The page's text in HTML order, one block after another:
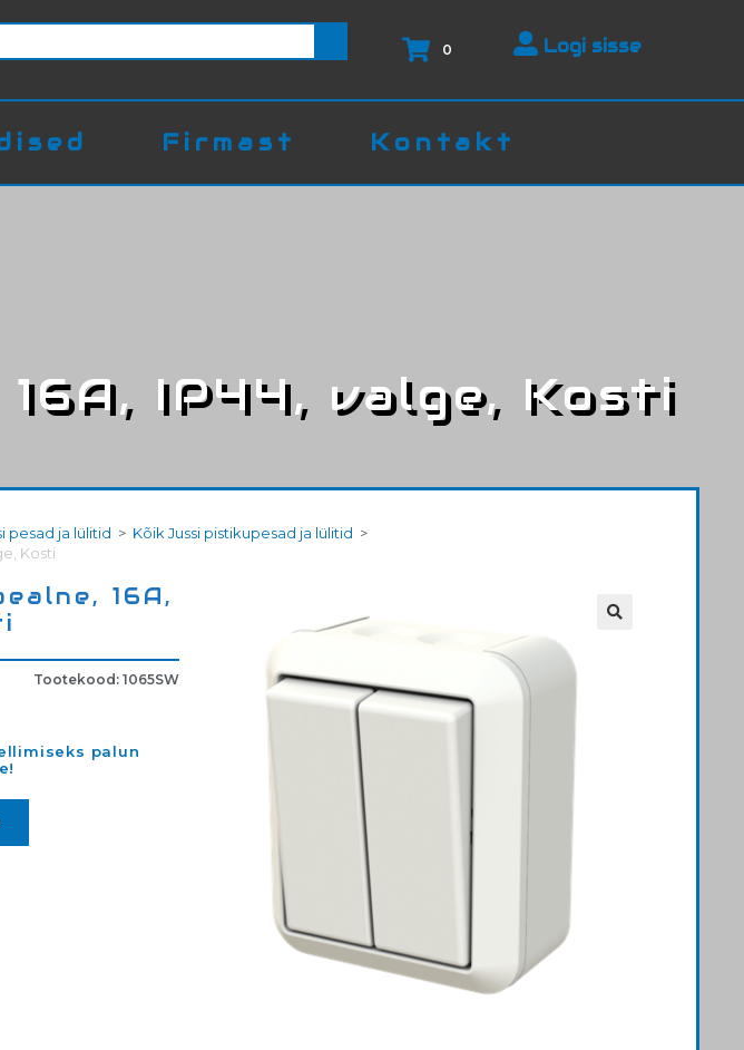
0 Logi sisse
Firmast Kontakt
IP44, valge, Kosti
pesad ja lülitid > Kõik Jussi pistikupesad ja lülitid >
Kosti
16A,
Tootekood: 1065SW
palun